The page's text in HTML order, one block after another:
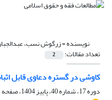
نویسنده =زرگوش نسب،
تعداد مقالات: 2
کاوشی در گستره دعاوی قابل
دوره 17، شماره 40، پاییز 1404، صفحه